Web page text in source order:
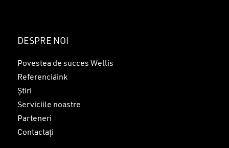
DESPRE NOI
Povestea de succes Wellis
Referenciáink
Știri
Serviciile noastre
Parteneri
Contactați